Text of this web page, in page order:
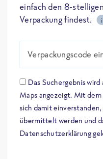
einfach den 8-
Verpackung findest.
i
Verpackungscode
Das Suchergebnis
Maps angezeigt. Mit
sich damit
übermittelt werden und
Datenschutzerklärung